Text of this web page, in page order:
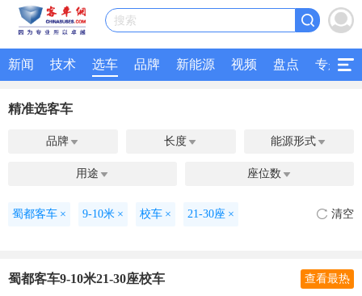
搜索
新闻 技术 选车 品牌 新能源 视频 盘点 专题
精准选客车
品牌  长度  能源形式 
用途  座位数 
蜀都客车 × 9-10米 × 校车 × 21-30座 × 清空
蜀都客车9-10米21-30座校车 查看最热